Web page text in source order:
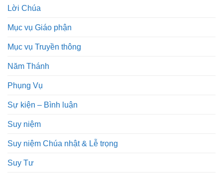
Lời Chúa
Mục vụ Giáo phận
Mục vụ Truyền thông
Năm Thánh
Phụng Vụ
Sự kiện – Bình luận
Suy niệm
Suy niệm Chúa nhật & Lễ trọng
Suy Tư